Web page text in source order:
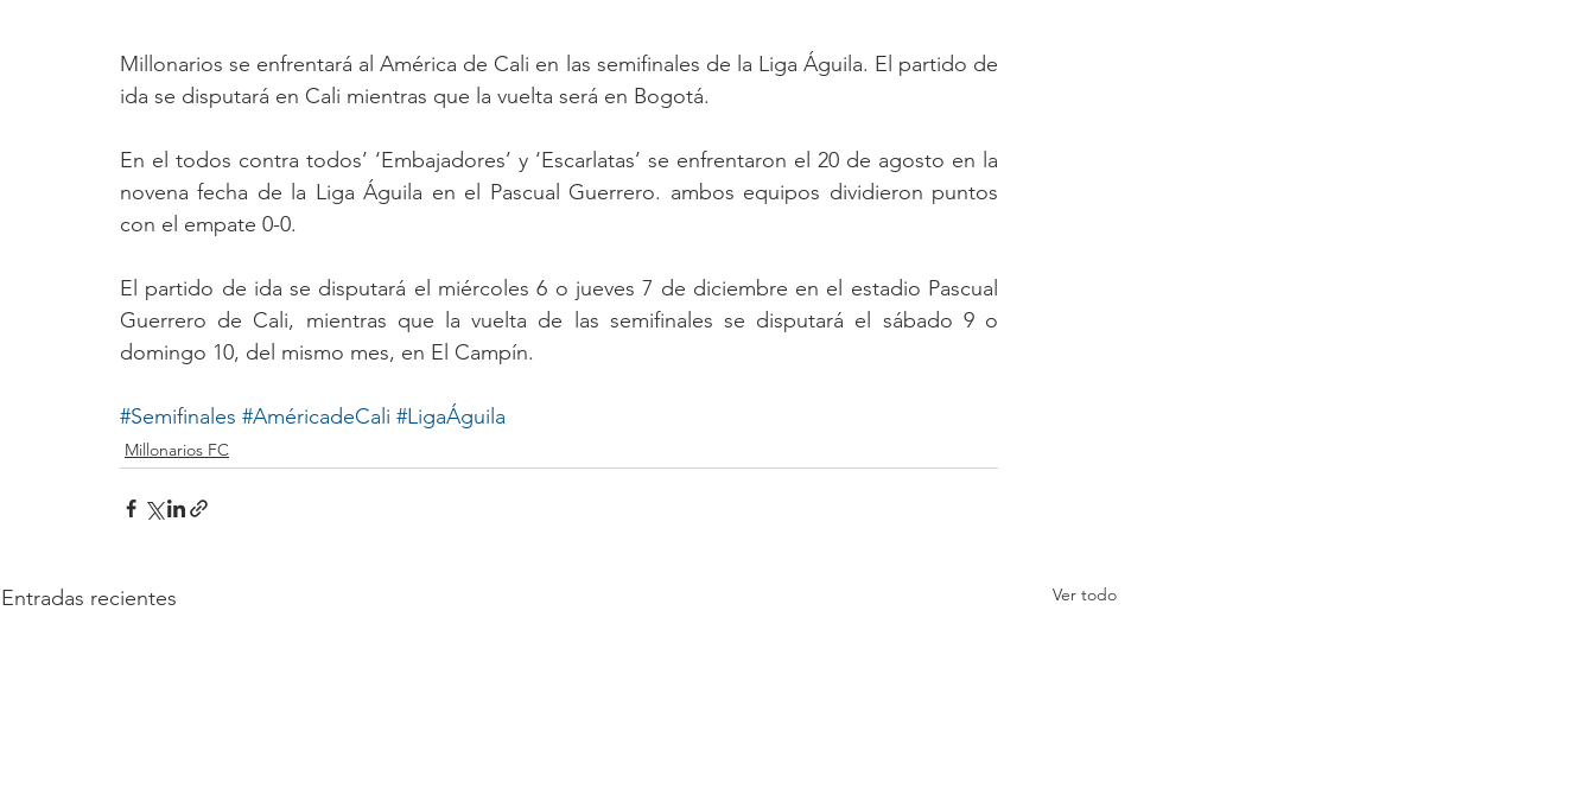
Millonarios se enfrentará al América de Cali en las semifinales de la Liga Águila. El partido de
ida se disputará en Cali mientras que la vuelta será en Bogotá.
En el todos contra todos’ ‘Embajadores’ y ‘Escarlatas’ se enfrentaron el 20 de agosto en la
novena fecha de la Liga Águila en el Pascual Guerrero. ambos equipos dividieron puntos
con el empate 0-0.
El partido de ida se disputará el miércoles 6 o jueves 7 de diciembre en el estadio Pascual
Guerrero de Cali, mientras que la vuelta de las semifinales se disputará el sábado 9 o
domingo 10, del mismo mes, en El Campín.
#Semifinales #AméricadeCali #LigaÁguila
Millonarios FC
Entradas recientes Ver todo